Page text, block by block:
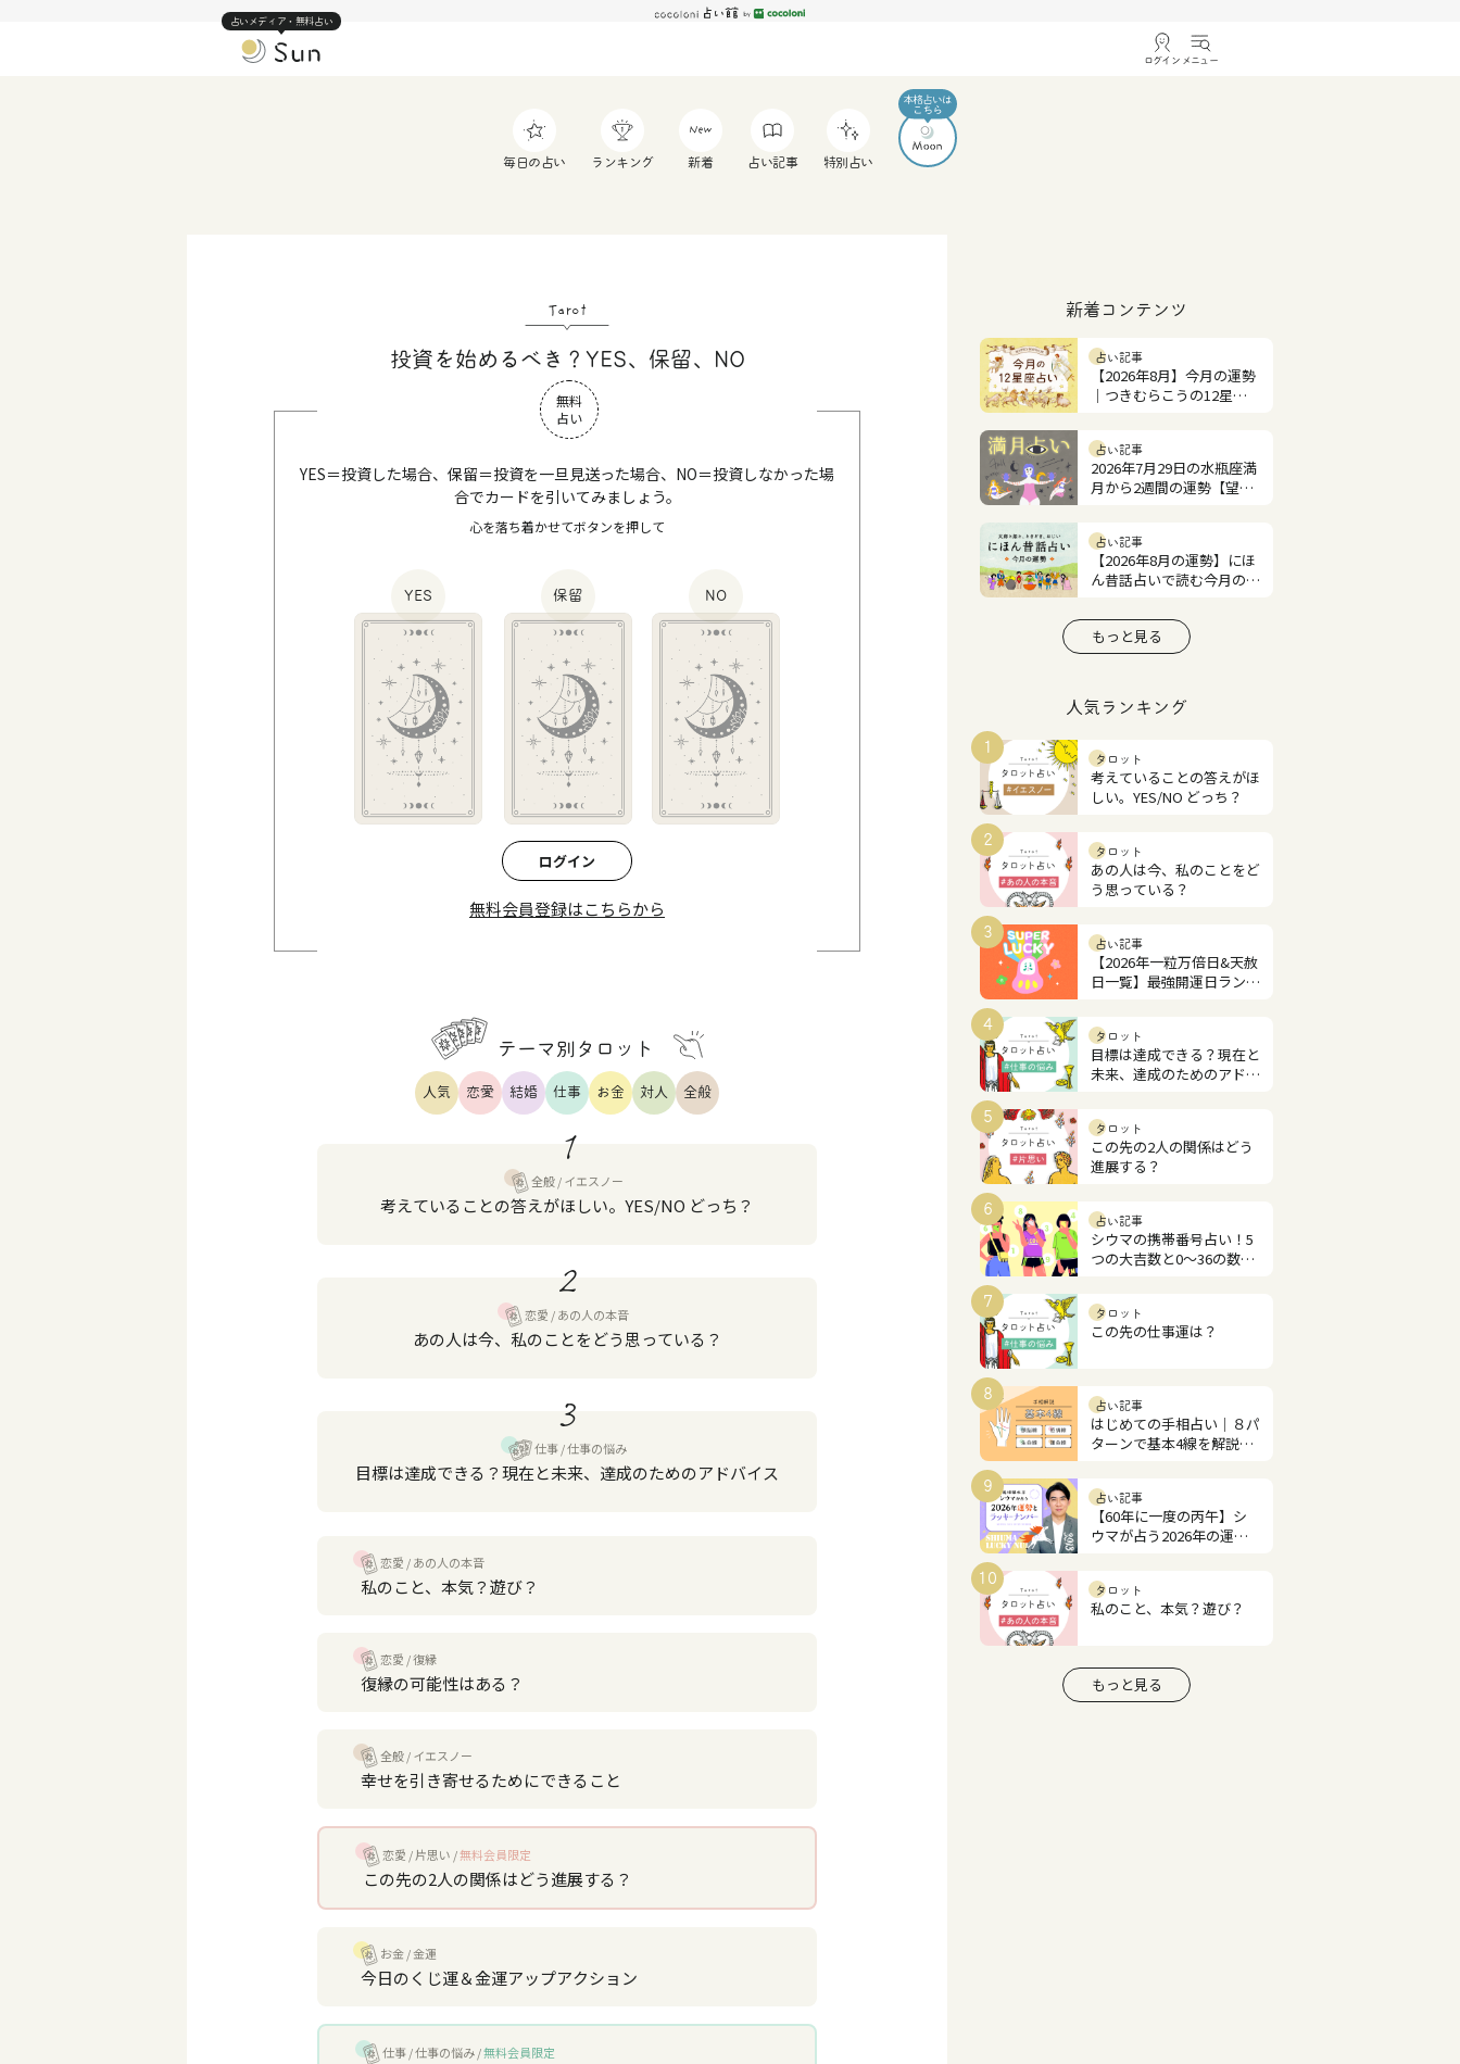
占いメディア・無料占い
ログイン メニュー
毎日の占い ランキング 新着 占い記事 特別占い
Tarot
投資を始めるべき？YES、保留、NO
無料
占い
YES＝投資した場合、保留＝投資を一旦見送った場合、NO＝投資しなかった場
合でカードを引いてみましょう。
心を落ち着かせてボタンを押して
YES 保留 NO
ログイン
無料会員登録はこちらから
テーマ別タロット
人気 恋愛 結婚 仕事 お金 対人 全般
1
全般 イエスノー
考えていることの答えがほしい。YES/NO どっち？
2
恋愛 あの人の本音
あの人は今、私のことをどう思っている？
3
仕事 仕事の悩み
目標は達成できる？現在と未来、達成のためのアドバイス
恋愛 あの人の本音
私のこと、本気？遊び？
恋愛 復縁
復縁の可能性はある？
全般 イエスノー
幸せを引き寄せるためにできること
恋愛 片思い 無料会員限定
この先の2人の関係はどう進展する？
お金 金運
今日のくじ運＆金運アップアクション
仕事 仕事の悩み 無料会員限定
新着コンテンツ
占い記事
【2026年8月】今月の運勢
｜つきむらこうの12星座
占い記事
2026年7月29日の水瓶座満
月から2週間の運勢【望月
占い記事
【2026年8月の運勢】にほ
ん昔話占いで読む今月の占
もっと見る
人気ランキング
1
タロット
考えていることの答えがほ
しい。YES/NO どっち？
2
タロット
あの人は今、私のことをど
う思っている？
3
占い記事
【2026年一粒万倍日&天赦
日一覧】最強開運日ランキ
4
タロット
目標は達成できる？現在と
未来、達成のためのアドバ
5
タロット
この先の2人の関係はどう
進展する？
6
占い記事
シウマの携帯番号占い！5
つの大吉数と0～36の数字
7
タロット
この先の仕事運は？
8
占い記事
はじめての手相占い｜８パ
ターンで基本4線を解説！
9
占い記事
【60年に一度の丙午】シ
ウマが占う2026年の運勢
10
タロット
私のこと、本気？遊び？
もっと見る